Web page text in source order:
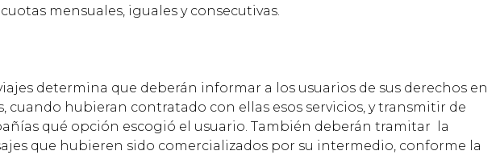
mensuales, iguales y consecutivas.
determina que deberán informar a los usuarios de sus derechos en
cuando hubieran contratado con ellas esos servicios, y transmitir de
qué opción escogió el usuario. También deberán tramitar la
que hubieren sido comercializados por su intermedio, conforme la